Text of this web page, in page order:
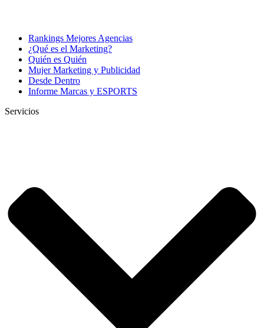
Rankings Mejores Agencias
¿Qué es el Marketing?
Quién es Quién
Mujer Marketing y Publicidad
Desde Dentro
Informe Marcas y ESPORTS
Servicios